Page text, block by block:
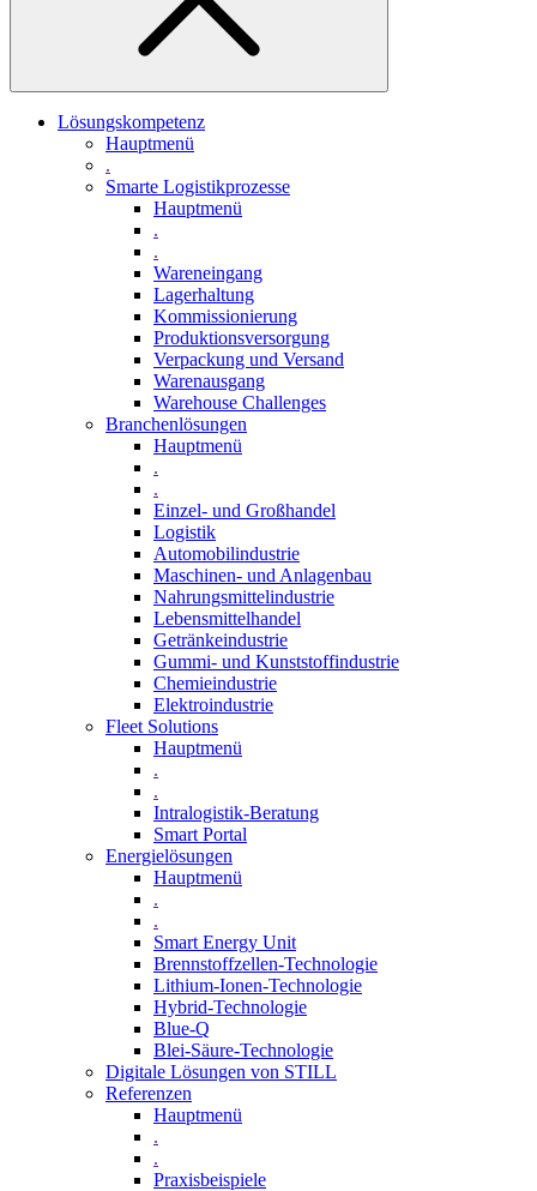
Lösungskompetenz
Hauptmenü
.
Smarte Logistikprozesse
Hauptmenü
.
.
Wareneingang
Lagerhaltung
Kommissionierung
Produktionsversorgung
Verpackung und Versand
Warenausgang
Warehouse Challenges
Branchenlösungen
Hauptmenü
.
.
Einzel- und Großhandel
Logistik
Automobilindustrie
Maschinen- und Anlagenbau
Nahrungsmittelindustrie
Lebensmittelhandel
Getränkeindustrie
Gummi­- und Kunststoffindustrie
Chemieindustrie
Elektroindustrie
Fleet Solutions
Hauptmenü
.
.
Intralogistik-Beratung
Smart Portal
Energielösungen
Hauptmenü
.
.
Smart Energy Unit
Brennstoffzellen-Technologie
Lithium-Ionen-Technologie
Hybrid-Technologie
Blue-Q
Blei-Säure-Technologie
Digitale Lösungen von STILL
Referenzen
Hauptmenü
.
.
Praxisbeispiele